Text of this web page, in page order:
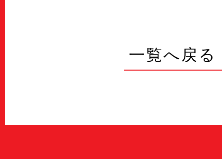
一覧へ戻る